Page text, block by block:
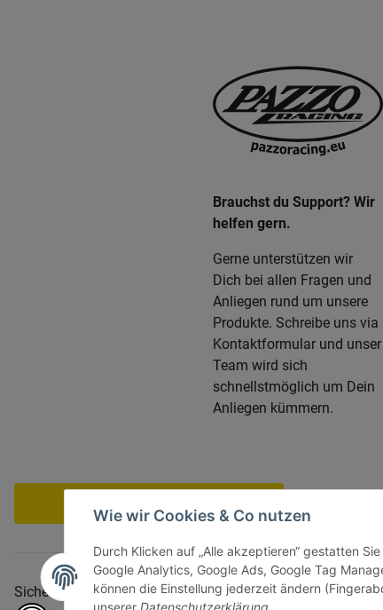
Wie wir Cookies & Co nutzen
Durch Klicken auf „Alle akzeptieren“ gestatten
Google Analytics, Google Ads, Google Tag
können die Einstellung jederzeit ändern
unserer Datenschutzerklärung
Brauchst du Support? Wir
helfen gern.
Gerne unterstützen wir
Dich bei allen Fragen und
Anliegen rund um unsere
Produkte. Schreibe uns via
Kontaktformular und unser
Team wird sich
schnellstmöglich um Dein
Anliegen kümmern.
Sicher bezahlen via: